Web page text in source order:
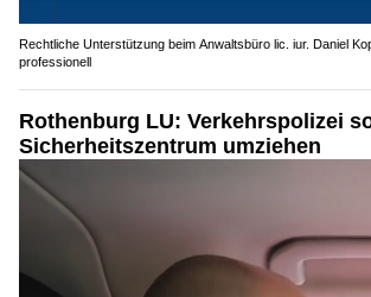
Rechtliche Unterstützung beim Anwaltsbüro lic. iur. Daniel
professionell
Rothenburg LU: Verkehrspolizei
Sicherheitszentrum umziehen